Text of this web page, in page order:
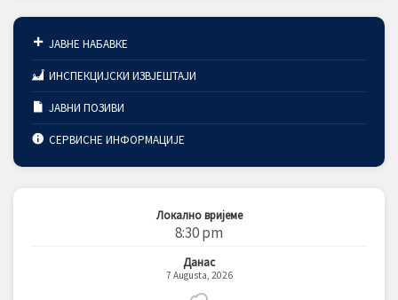
ЈАВНЕ НАБАВКЕ
ИНСПЕКЦИЈСКИ ИЗВЈЕШТАЈИ
ЈАВНИ ПОЗИВИ
СЕРВИСНЕ ИНФОРМАЦИЈЕ
Локално вријеме
8:30 pm
Данас
7 Augusta, 2026